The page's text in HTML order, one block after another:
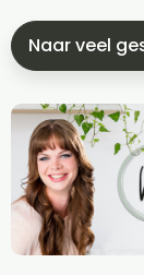
Naar veel